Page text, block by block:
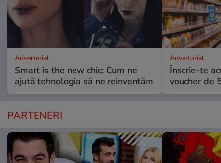
Advertorial
Smart is the new chic: Cum ne
ajută tehnologia să ne reinventăm
Advertorial
Înscrie-te
voucher de
PARTENERI